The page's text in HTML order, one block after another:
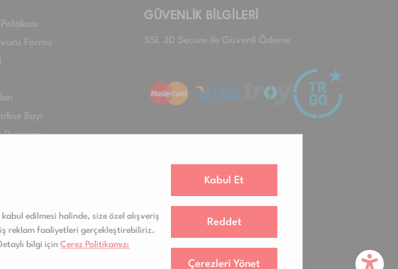
Formu
Bayi
Program
GÜVENLİK BİLGİLERİ
SSL 3D Secure ile Güvenli Ödeme
edilmesi halinde, size özel alışveriş
reklam faaliyetleri gerçekleştirebiliriz.
bilgi içinÇerez Politikamızı
Kabul Et
Reddet
Çerezleri Yönet